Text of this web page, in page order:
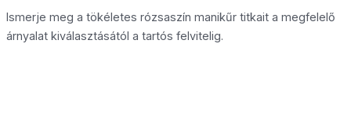
Ismerje meg a tökéletes rózsaszín manikűr titkait a megfelelő
árnyalat kiválasztásától a tartós felvitelig.